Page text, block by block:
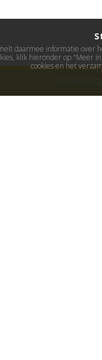
StickerOp
daarmee informatie
klik hieronder op "Meer
cookies en het